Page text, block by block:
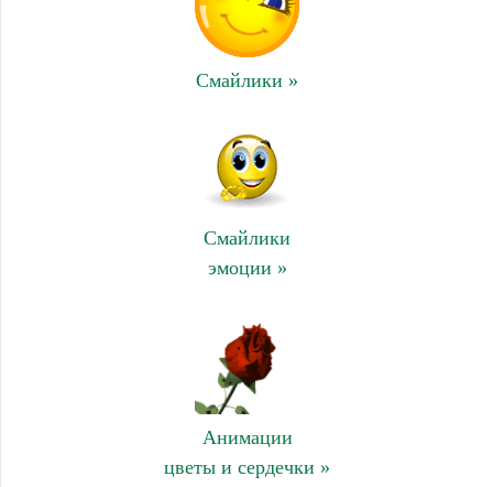
Смайлики »
Смайлики
эмоции »
Анимации
цветы и сердечки »